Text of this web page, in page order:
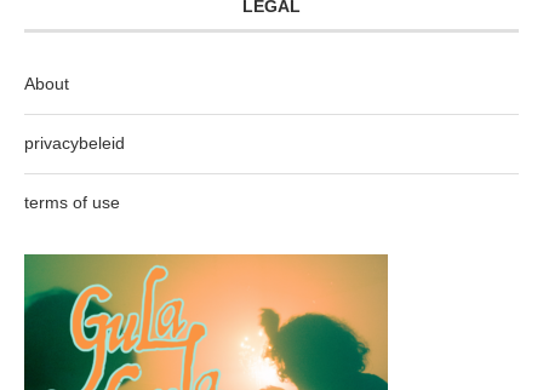
LEGAL
About
privacybeleid
terms of use